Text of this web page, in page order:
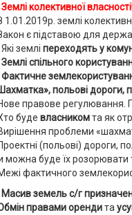
Землі колективної
1.01.2019р. землі
є підставою для
Які землі переходять у
Землі спільного
Фактичне
польові дороги,
правове регулювання.
буде власникомта як
проблеми
(польові) дороги,
можна буде їх розорювати
фактичного
Масив земель с/г
правами орендита